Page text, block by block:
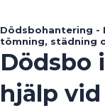
Dödsbohantering -
tömning, städning
Dödsbo
hjälp